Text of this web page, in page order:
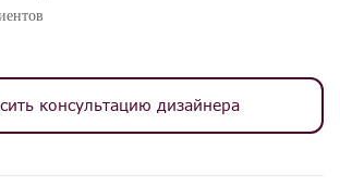
консультацию дизайнера